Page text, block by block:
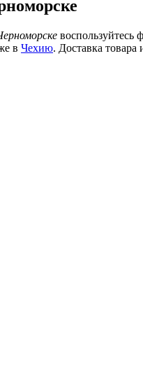
воспользуйтесь
в Чехию. Доставка